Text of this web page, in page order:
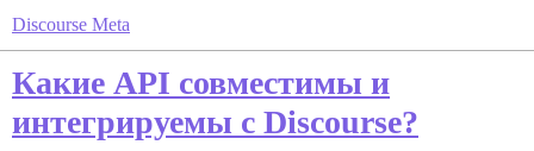
Discourse Meta
Какие API совместимы и
интегрируемы с Discourse?